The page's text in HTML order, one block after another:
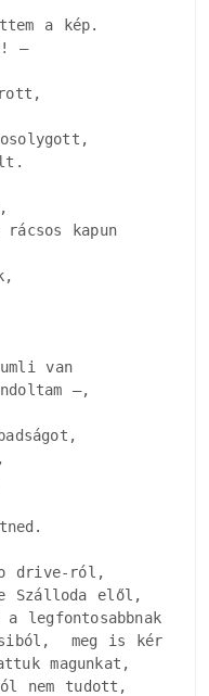
a kép.
–
kapun
van
–,
drive-ról,
Szálloda elől,
legfontosabbnak.
meg is
magunkat,
nem tudott,